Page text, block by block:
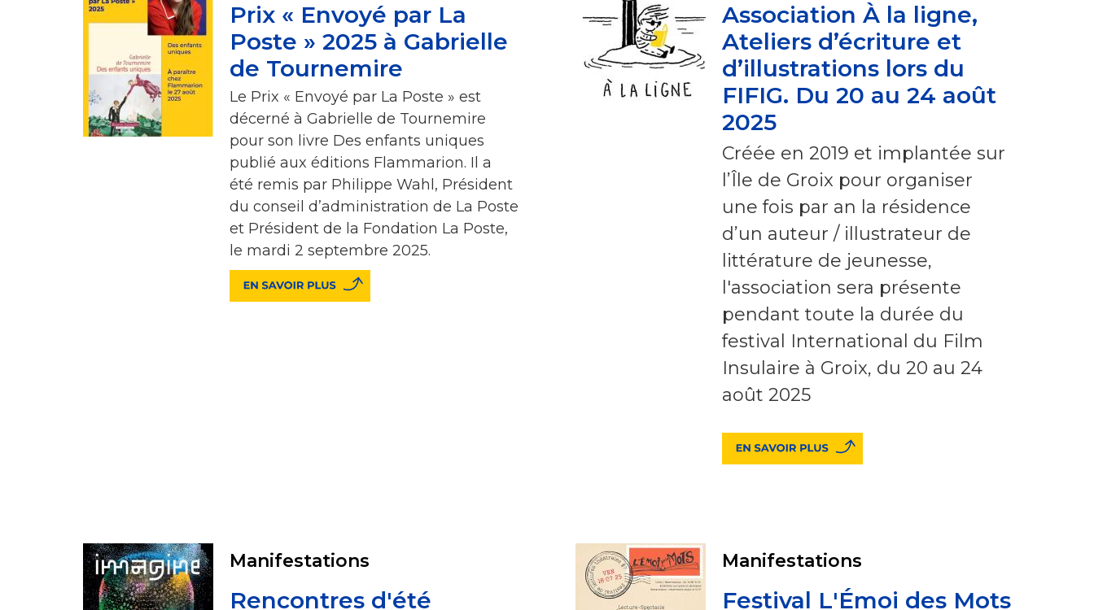
Prix « Envoyé par La
Poste » 2025 à Gabrielle
de Tournemire
Le Prix « Envoyé par La Poste » est
décerné à Gabrielle de Tournemire
pour son livre Des enfants uniques
publié aux éditions Flammarion. Il a
été remis par Philippe Wahl, Président
du conseil d’administration de La Poste
et Président de la Fondation La Poste,
le mardi 2 septembre 2025.
Association À la ligne,
Ateliers d’écriture et
d’illustrations lors du
FIFIG. Du 20 au 24 août
2025
Créée en 2019 et implantée sur
l’Île de Groix pour organiser
une fois par an la résidence
d’un auteur / illustrateur de
littérature de jeunesse,
l'association sera présente
pendant toute la durée du
festival International du Film
Insulaire à Groix, du 20 au 24
août 2025
Manifestations
Rencontres d'été
Manifestations
Festival L'Émoi des Mots